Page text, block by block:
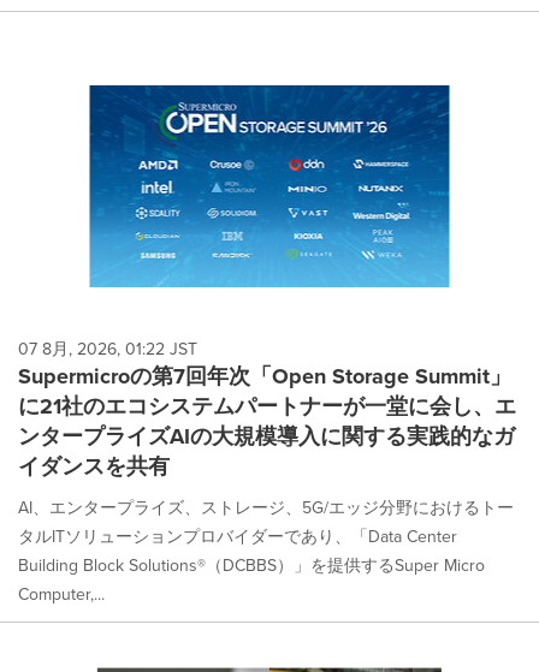
07 8月, 2026, 01:22 JST
Supermicroの第7回年次「Open Storage Summit」
に21社のエコシステムパートナーが一堂に会し、エ
ンタープライズAIの大規模導入に関する実践的なガ
イダンスを共有
AI、エンタープライズ、ストレージ、5G/エッジ分野におけるトー
タルITソリューションプロバイダーであり、「Data Center
Building Block Solutions®（DCBBS）」を提供するSuper Micro
Computer,...